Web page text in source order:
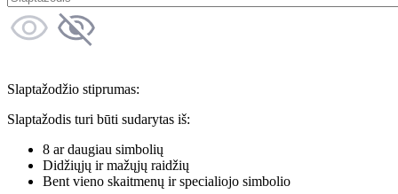
Slaptažodžio stiprumas:
Slaptažodis turi būti sudarytas iš:
8 ar daugiau simbolių
Didžiųjų ir mažųjų raidžių
Bent vieno skaitmenų ir specialiojo simbolio